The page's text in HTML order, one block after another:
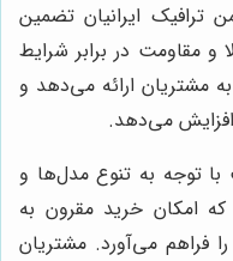
ایرانیان تضمین
و مقاومت در برابر شرایط
مشتریان ارائه می‌دهد و
می‌دهد.
توجه به تنوع مدل‌ها و
امکان خرید مقرون به
فراهم می‌آورد. مشتریان